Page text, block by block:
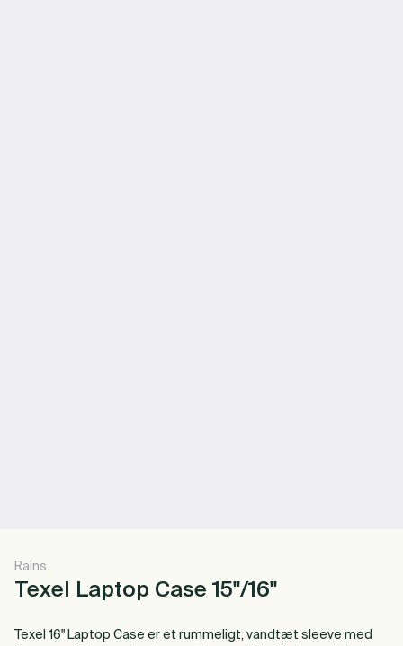
Rains
Texel Laptop Case 15''/16''
Texel 16" Laptop Case er et rummeligt, vandtæt sleeve med